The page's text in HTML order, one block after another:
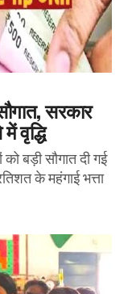
सरकार
वृद्धि
बड़ी सौगात दी गई
के महंगाई भत्ता